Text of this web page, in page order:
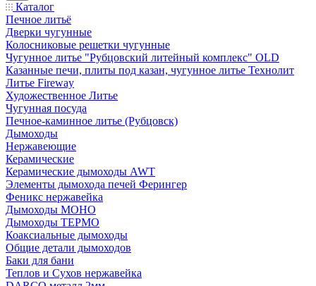
Каталог
Печное литьё
Дверки чугунные
Колосниковые решетки чугунные
Чугунное литье "Рубцовский литейный комплекс" OLD
Казанные печи, плиты под казан, чугунное литье Технолит
Литье Fireway
Художественное Литье
Чугунная посуда
Печное-каминное литье (Рубцовск)
Дымоходы
Нержавеющие
Керамические
Керамические дымоходы AWT
Элементы дымохода печей Ферингер
Феникс нержавейка
Дымоходы МОНО
Дымоходы ТЕРМО
Коаксиальные дымоходы
Общие детали дымоходов
Баки для бани
Теплов и Сухов нержавейка